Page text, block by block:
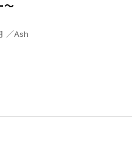
～
澤田コウ ／御家かえる ／竹掛竹や ／西馬ごめゆき ／三条 ／カズキ ／城輪三日月 ／Ash